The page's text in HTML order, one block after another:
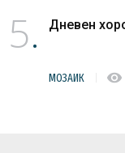
5 Дневен
МОЗАИК visibility